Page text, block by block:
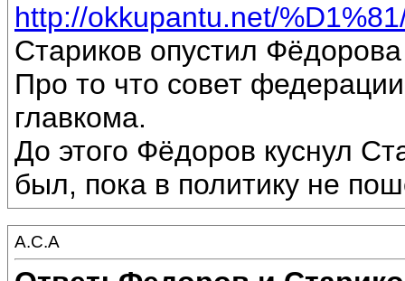
http://okkupantu.net/
Стариков опустил
Про то что совет
главкома.
До этого Фёдоров куснул
был, пока в политику не
А.С.А